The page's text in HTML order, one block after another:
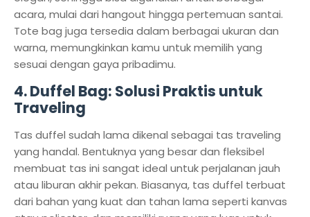
acara, mulai dari hangout hingga pertemuan santai.
Tote bag juga tersedia dalam berbagai ukuran dan
warna, memungkinkan kamu untuk memilih yang
sesuai dengan gaya pribadimu.
4.Duffel Bag: Solusi Praktis untuk
Traveling
Tas duffel sudah lama dikenal sebagai tas traveling
yang handal. Bentuknya yang besar dan fleksibel
membuat tas ini sangat ideal untuk perjalanan jauh
atau liburan akhir pekan. Biasanya, tas duffel terbuat
dari bahan yang kuat dan tahan lama seperti kanvas